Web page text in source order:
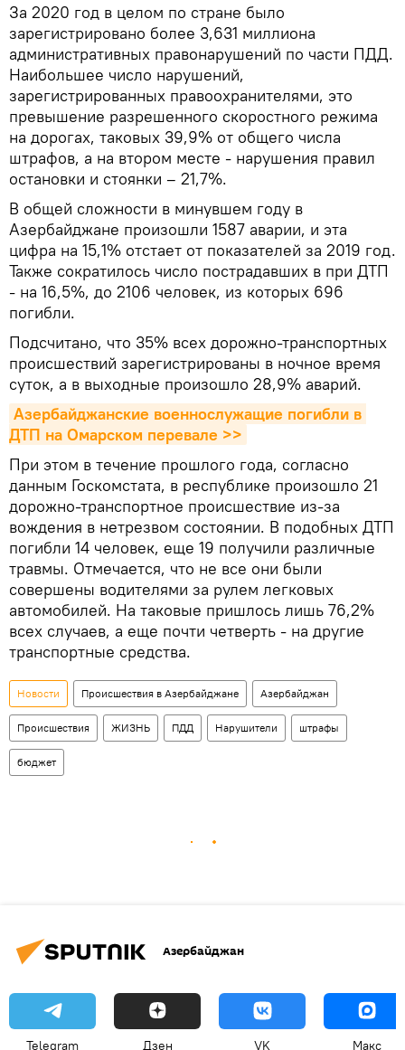
За 2020 год в целом по стране было
зарегистрировано более 3,631 миллиона
административных правонарушений по части ПДД.
Наибольшее число нарушений,
зарегистрированных правоохранителями, это
превышение разрешенного скоростного режима
на дорогах, таковых 39,9% от общего числа
штрафов, а на втором месте - нарушения правил
остановки и стоянки – 21,7%.
В общей сложности в минувшем году в
Азербайджане произошли 1587 аварии, и эта
цифра на 15,1% отстает от показателей за 2019 год.
Также сократилось число пострадавших в при ДТП
- на 16,5%, до 2106 человек, из которых 696
погибли.
Подсчитано, что 35% всех дорожно-транспортных
происшествий зарегистрированы в ночное время
суток, а в выходные произошло 28,9% аварий.
Азербайджанские военнослужащие погибли в
ДТП на Омарском перевале >>
При этом в течение прошлого года, согласно
данным Госкомстата, в республике произошло 21
дорожно-транспортное происшествие из-за
вождения в нетрезвом состоянии. В подобных ДТП
погибли 14 человек, еще 19 получили различные
травмы. Отмечается, что не все они были
совершены водителями за рулем легковых
автомобилей. На таковые пришлось лишь 76,2%
всех случаев, а еще почти четверть - на другие
транспортные средства.
Новости Происшествия в Азербайджане Азербайджан
Происшествия ЖИЗНЬ ПДД Нарушители штрафы
бюджет
Азербайджан
Telegram Дзен VK Макс